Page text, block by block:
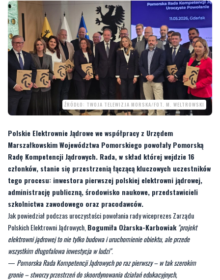
ŹRÓDŁO: TWOJA TELEWIZJA MORSKA/FOT. M. WELTROWSKI
Polskie Elektrownie Jądrowe we współpracy z Urzędem
Marszałkowskim Województwa Pomorskiego powołały Pomorską
Radę Kompetencji Jądrowych. Rada, w skład której wejdzie 16
członków, stanie się przestrzenią łączącą kluczowych uczestników
tego procesu: inwestora pierwszej polskiej elektrowni jądrowej,
administrację publiczną, środowisko naukowe, przedstawicieli
szkolnictwa zawodowego oraz pracodawców.
Jak powiedział podczas uroczystości powołania rady wiceprezes Zarządu
Polskich Elektrowni Jądrowych, Bogumiła Ożarska-Karbowiak "projekt
elektrowni jądrowej to nie tylko budowa i uruchomienie obiektu, ale przede
wszystkim długofalowa inwestycja w ludzi".
— Pomorska Rada Kompetencji Jądrowych po raz pierwszy – w tak szerokim
gronie – stworzy przestrzeń do skoordynowania działań edukacyjnych,